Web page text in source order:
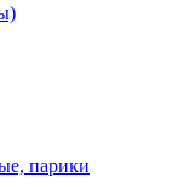
парики